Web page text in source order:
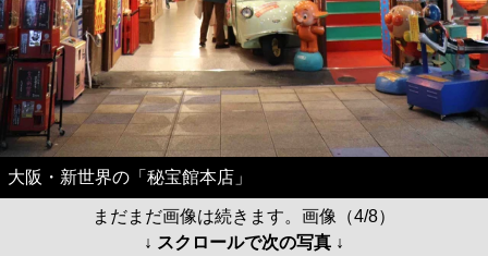
大阪・新世界の「秘宝館本店」
まだまだ画像は続きます。画像（4/8）
↓ スクロールで次の写真 ↓